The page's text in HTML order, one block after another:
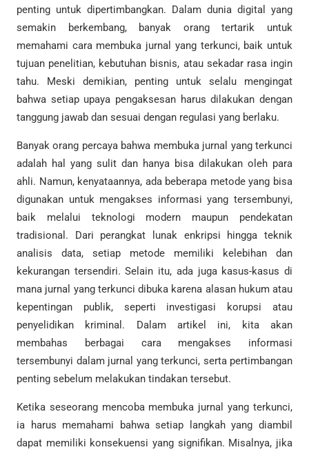
penting untuk dipertimbangkan. Dalam dunia digital yang
semakin berkembang, banyak orang tertarik untuk
memahami cara membuka jurnal yang terkunci, baik untuk
tujuan penelitian, kebutuhan bisnis, atau sekadar rasa ingin
tahu. Meski demikian, penting untuk selalu mengingat
bahwa setiap upaya pengaksesan harus dilakukan dengan
tanggung jawab dan sesuai dengan regulasi yang berlaku.
Banyak orang percaya bahwa membuka jurnal yang terkunci
adalah hal yang sulit dan hanya bisa dilakukan oleh para
ahli. Namun, kenyataannya, ada beberapa metode yang bisa
digunakan untuk mengakses informasi yang tersembunyi,
baik melalui teknologi modern maupun pendekatan
tradisional. Dari perangkat lunak enkripsi hingga teknik
analisis data, setiap metode memiliki kelebihan dan
kekurangan tersendiri. Selain itu, ada juga kasus-kasus di
mana jurnal yang terkunci dibuka karena alasan hukum atau
kepentingan publik, seperti investigasi korupsi atau
penyelidikan kriminal. Dalam artikel ini, kita akan
membahas berbagai cara mengakses informasi
tersembunyi dalam jurnal yang terkunci, serta pertimbangan
penting sebelum melakukan tindakan tersebut.
Ketika seseorang mencoba membuka jurnal yang terkunci,
ia harus memahami bahwa setiap langkah yang diambil
dapat memiliki konsekuensi yang signifikan. Misalnya, jika